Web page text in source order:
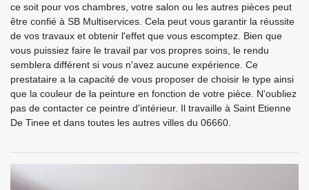
ce soit pour vos chambres, votre salon ou les autres pièces peut
être confié à SB Multiservices. Cela peut vous garantir la réussite
de vos travaux et obtenir l'effet que vous escomptez. Bien que
vous puissiez faire le travail par vos propres soins, le rendu
semblera différent si vous n'avez aucune expérience. Ce
prestataire a la capacité de vous proposer de choisir le type ainsi
que la couleur de la peinture en fonction de votre pièce. N'oubliez
pas de contacter ce peintre d'intérieur. Il travaille à Saint Etienne
De Tinee et dans toutes les autres villes du 06660.